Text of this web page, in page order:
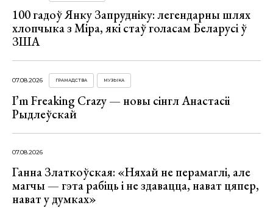
100 гадоў Янку Запрудніку: легендарны шлях
хлопчыка з Міра, які стаў голасам Беларусі ў
ЗША
07.08.2026 ГРАМАДСТВА МУЗЫКА
I’m Freaking Crazy — новы сінгл Анастасіі
Рыдлеўскай
07.08.2026
Ганна Златкоўская: «Няхай не перамаглі, але
магчы — гэта рабіць і не здавацца, нават цяпер,
нават у думках»